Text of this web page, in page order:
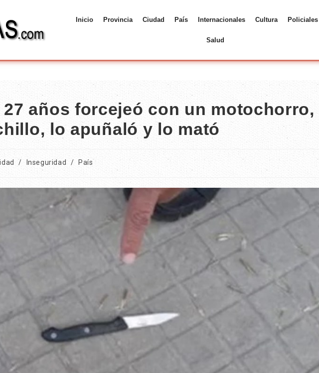
Inicio Provincia Ciudad País Internacionales Cultura Policiales
Salud
27 años forcejeó con un motochorro,
lo apuñaló y lo mató
/ Inseguridad / País